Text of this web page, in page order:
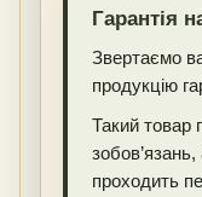
Гарантія
Звертаємо
продукцію
Такий товар
проходить